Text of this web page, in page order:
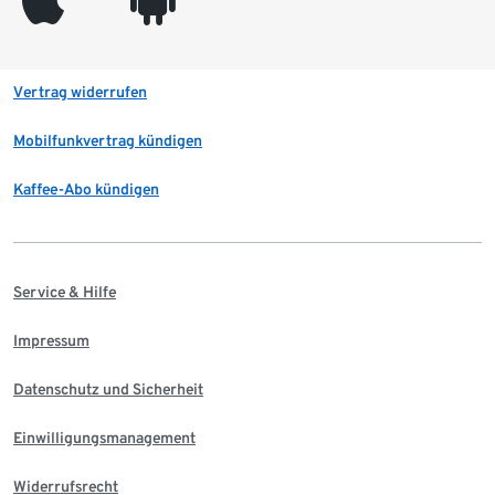
Vertrag widerrufen
Mobilfunkvertrag kündigen
Kaffee-Abo kündigen
Service & Hilfe
Impressum
Datenschutz und Sicherheit
Einwilligungsmanagement
Widerrufsrecht